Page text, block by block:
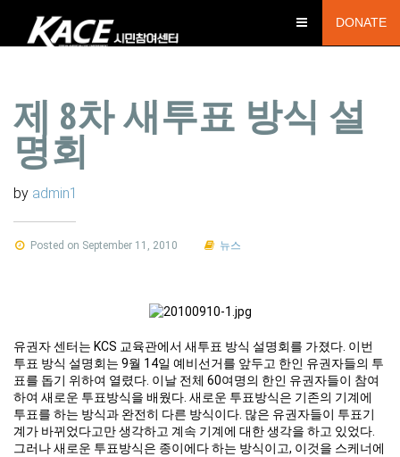
DONATE
제 8차 새투표 방식 설
명회
by admin1
Posted on September 11, 2010 뉴스
유권자 센터는 KCS 교육관에서 새투표 방식 설명회를 가졌다. 이번
투표 방식 설명회는 9월 14일 예비선거를 앞두고 한인 유권자들의 투
표를 돕기 위하여 열렸다. 이날 전체 60여명의 한인 유권자들이 참여
하여 새로운 투표방식을 배웠다. 새로운 투표방식은 기존의 기계에
투표를 하는 방식과 완전히 다른 방식이다. 많은 유권자들이 투표기
계가 바뀌었다고만 생각하고 계속 기계에 대한 생각을 하고 있었다.
그러나 새로운 투표방식은 종이에다 하는 방식이고, 이것을 스케너에